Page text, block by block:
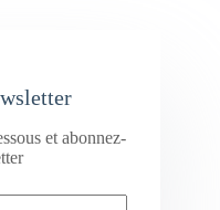
et abonnez-